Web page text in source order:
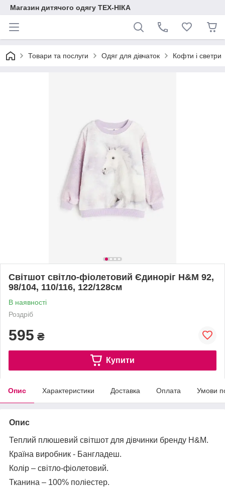
Магазин дитячого одягу ТЕХ-НІКА
Товари та послуги Одяг для дівчаток Кофти і светри
Світшот світло-фіолетовий Єдиноріг H&M 92,
98/104, 110/116, 122/128см
В наявності
Роздріб
595 ₴
Купити
Опис Характеристики Доставка Оплата Умови
Опис
Теплий плюшевий світшот для дівчинки бренду H&M.
Країна виробник - Бангладеш.
Колір – світло-фіолетовий.
Тканина – 100% поліестер.